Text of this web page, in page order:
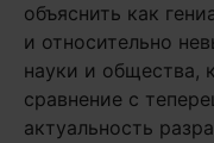
объяснить как
и относительно
науки и общества,
сравнение с
актуальность